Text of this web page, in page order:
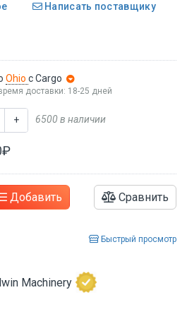
Написать поставщику
Ohio с Cargo
доставки: 18-25 дней
+ 6500 в наличии
Добавить Сравнить
Быстрый просмотр
Machinery